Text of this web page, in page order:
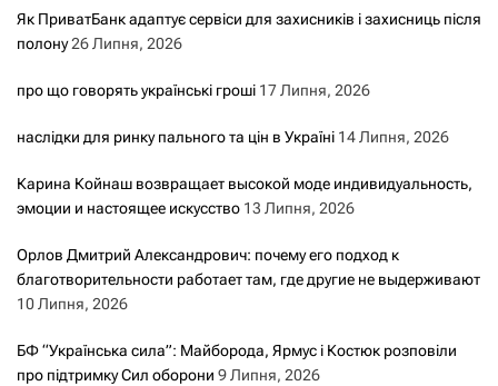
Як ПриватБанк адаптує сервіси для захисників і захисниць після
полону26 Липня, 2026
про що говорять українські гроші 17 Липня, 2026
наслідки для ринку пального та цін в Україні 14 Липня, 2026
Карина Койнаш возвращает высокой моде индивидуальность,
эмоции и настоящее искусство 13 Липня, 2026
Орлов Дмитрий Александрович: почему его подход к
благотворительности работает там, где другие не выдерживают
10 Липня, 2026
БФ “Українська сила”: Майборода, Ярмус і Костюк розповіли
про підтримку Сил оборони 9 Липня, 2026